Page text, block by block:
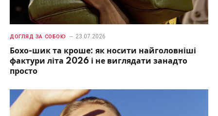
ДОГЛЯД ЗА СОБОЮ 23.07.2026
Бохо-шик та кроше: як носити найголовніші
фактури літа 2026 і не виглядати занадто
просто